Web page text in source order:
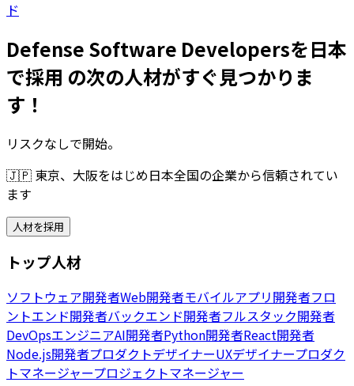
ド
Defense Software Developersを日本
で採用 の次の人材がすぐ見つかりま
す！
リスクなしで開始。
🇯🇵 東京、大阪をはじめ日本全国の企業から信頼されてい
ます
人材を採用
トップ人材
ソフトウェア開発者Web開発者モバイルアプリ開発者フロ
ントエンド開発者バックエンド開発者フルスタック開発者
DevOpsエンジニアAI開発者Python開発者React開発者
Node.js開発者プロダクトデザイナーUXデザイナープロダク
トマネージャープロジェクトマネージャー